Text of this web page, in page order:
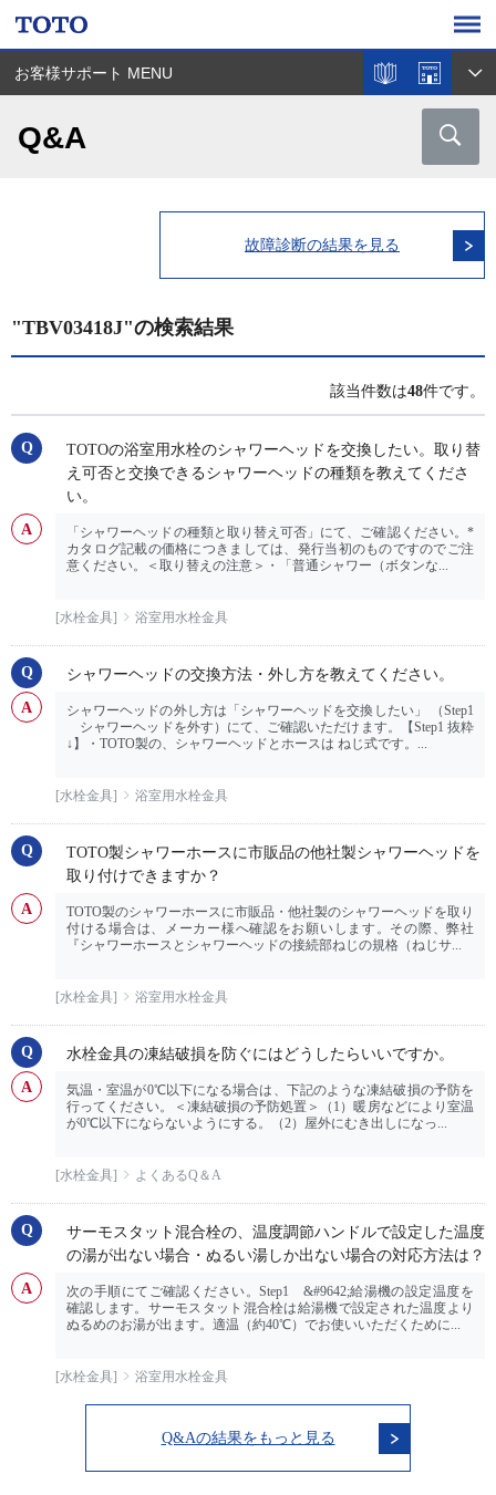
お客様サポート MENU
Q&A
故障診断の結果を見る
"TBV03418J"の検索結果
該当件数は48件です。
TOTOの浴室用水栓のシャワーヘッドを交換したい。取り替
え可否と交換できるシャワーヘッドの種類を教えてくださ
い。
「シャワーヘッドの種類と取り替え可否」にて、ご確認ください。*
カタログ記載の価格につきましては、発行当初のものですのでご注
意ください。＜取り替えの注意＞・「普通シャワー（ボタンな...
[水栓金具] 浴室用水栓金具
シャワーヘッドの交換方法・外し方を教えてください。
シャワーヘッドの外し方は「シャワーヘッドを交換したい」 （Step1
シャワーヘッドを外す）にて、ご確認いただけます。【Step1 抜粋
↓】・TOTO製の、シャワーヘッドとホースは ねじ式です。...
[水栓金具] 浴室用水栓金具
TOTO製シャワーホースに市販品の他社製シャワーヘッドを
取り付けできますか？
TOTO製のシャワーホースに市販品・他社製のシャワーヘッドを取り
付ける場合は、メーカー様へ確認をお願いします。その際、弊社
『シャワーホースとシャワーヘッドの接続部ねじの規格（ねじサ...
[水栓金具] 浴室用水栓金具
水栓金具の凍結破損を防ぐにはどうしたらいいですか。
気温・室温が0℃以下になる場合は、下記のような凍結破損の予防を
行ってください。＜凍結破損の予防処置＞（1）暖房などにより室温
が0℃以下にならないようにする。（2）屋外にむき出しになっ...
[水栓金具] よくあるQ＆A
サーモスタット混合栓の、温度調節ハンドルで設定した温度
の湯が出ない場合・ぬるい湯しか出ない場合の対応方法は？
次の手順にてご確認ください。Step1 &#9642;給湯機の設定温度を
確認します。サーモスタット混合栓は給湯機で設定された温度より
ぬるめのお湯が出ます。適温（約40℃）でお使いいただくために...
[水栓金具] 浴室用水栓金具
Q&Aの結果をもっと見る